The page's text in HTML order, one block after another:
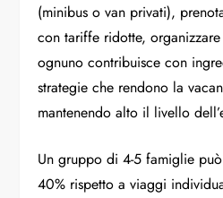
(minibus o van privati),
con tariffe ridotte,
ognuno contribuisce con
strategie che rendono la
mantenendo alto il livello
Un gruppo di 4-5 famiglie
40% rispetto a viaggi